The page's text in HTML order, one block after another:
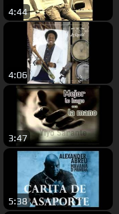
4:44
4:06
3:47
5:38